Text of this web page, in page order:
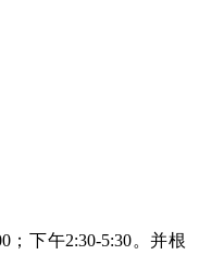
；下午2:30-5:30。并根